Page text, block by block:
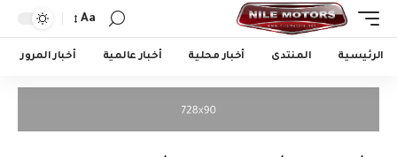
Aa
الرئيسية المنتدى أخبار محلية أخبار عالمية أخبار المرور